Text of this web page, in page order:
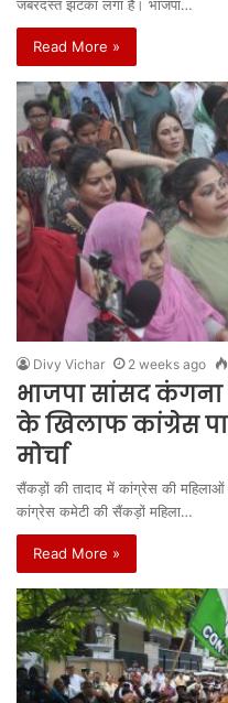
जबरदस्त झटका लगा है। भाजपा…
Read More »
Divy Vichar 2 weeks ago
भाजपा सांसद कंगना
के खिलाफ कांग्रेस
मोर्चा
सैंकड़ों की तादाद में कांग्रेस की
कांग्रेस कमेटी की सैंकड़ों महिला…
Read More »